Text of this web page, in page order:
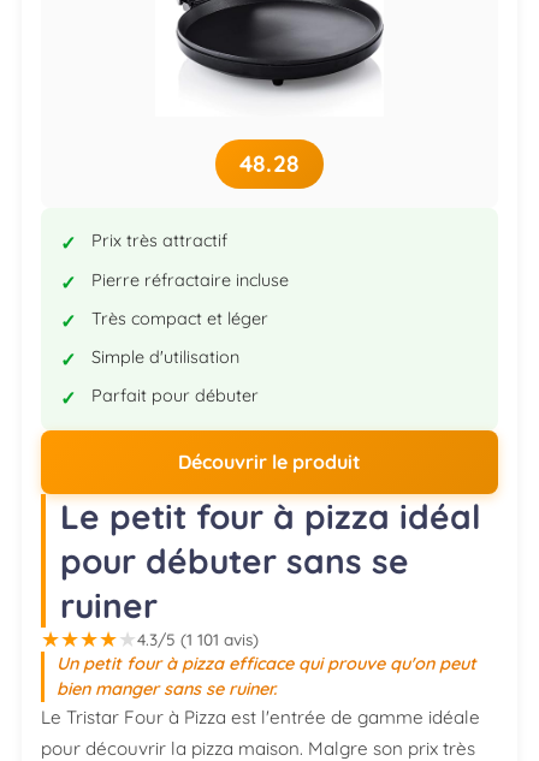
48.28
Prix très attractif
Pierre réfractaire incluse
Très compact et léger
Simple d'utilisation
Parfait pour débuter
Découvrir le produit
Le petit four à pizza idéal
pour débuter sans se
ruiner
★★★★★4.3/5 (1 101 avis)
Un petit four à pizza efficace qui prouve qu'on peut
bien manger sans se ruiner.
Le Tristar Four à Pizza est l'entrée de gamme idéale
pour découvrir la pizza maison. Malgre son prix très